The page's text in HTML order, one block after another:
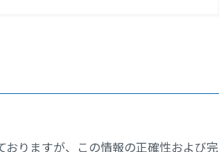
りますが、この情報の正確性および完